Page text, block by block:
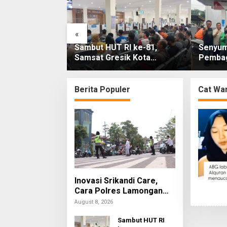
«
Sambut HUT RI ke-81,
Samsat Gresik Kota
Bebaskan Denda Pajak dan
BBM
Berita Populer
Inovasi Srikandi Care,
Cara Polres Lamongan
Dekatkan Diri ke
August 8, 2026
Sambut HUT RI
Cat